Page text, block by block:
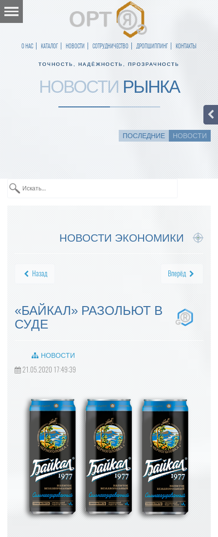
О НАС КАТАЛОГ НОВОСТИ СОТРУДНИЧЕСТВО ДРОПШИППИНГ КОНТАКТЫ
ТОЧНОСТЬ, НАДЁЖНОСТЬ, ПРОЗРАЧНОСТЬ
НОВОСТИ РЫНКА
ПОСЛЕДНИЕ НОВОСТИ
НОВОСТИ ЭКОНОМИКИ
Назад Вперёд
«БАЙКАЛ» РАЗОЛЬЮТ В
СУДЕ
НОВОСТИ
21.05.2020 17:49:39